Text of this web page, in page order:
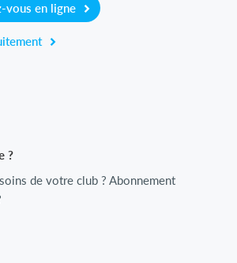
vous en ligne
?
de votre club ? Abonnement